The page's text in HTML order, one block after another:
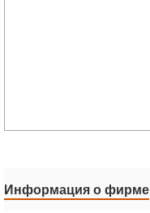
Информация о фирме